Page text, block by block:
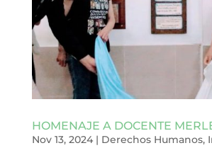
HOMENAJE A DOCENTE
Nov 13, 2024| Derechos Humanos,